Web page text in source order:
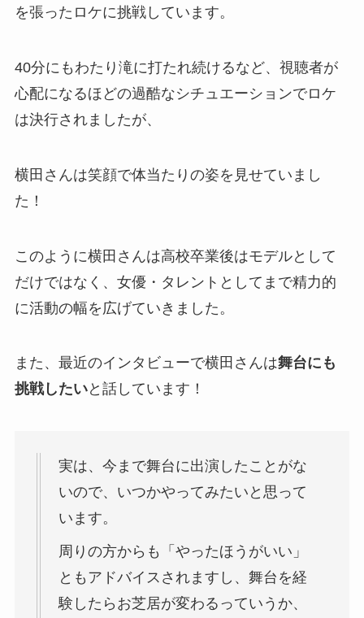
を張ったロケに挑戦しています。
40分にもわたり滝に打たれ続けるなど、視聴者が
心配になるほどの過酷なシチュエーションでロケ
は決行されましたが、
横田さんは笑顔で体当たりの姿を見せていまし
た！
このように横田さんは高校卒業後はモデルとして
だけではなく、女優・タレントとしてまで精力的
に活動の幅を広げていきました。
また、最近のインタビューで横田さんは舞台にも
挑戦したいと話しています！
実は、今まで舞台に出演したことがな
いので、いつかやってみたいと思って
います。
周りの方からも「やったほうがいい」
ともアドバイスされますし、舞台を経
験したらお芝居が変わるっていうか、